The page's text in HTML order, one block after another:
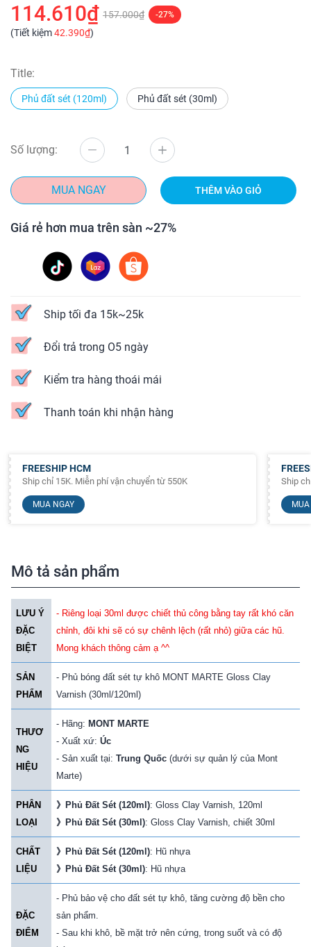
114.610₫ 157.000₫ -27%
(Tiết kiệm42.390₫)
Title:
Phủ đất sét (120ml) Phủ đất sét (30ml)
Số lượng:
MUA NGAY THÊM VÀO GIỎ
Giá rẻ hơn mua trên sàn ~27%
Ship tối đa 15k~25k
Đổi trả trong O5 ngày
Kiểm tra hàng thoái mái
Thanh toán khi nhận hàng
FREESHIP HCM
Ship chỉ 15K. Miễn phí vận chuyển từ 550K
MUA NGAY
Ship
Mô tả sản phẩm
LƯU Ý
ĐẶC
BIỆT
- Riêng loại 30ml được chiết thủ công bằng tay rất khó căn
chỉnh, đôi khi sẽ có sự chênh lệch (rất nhỏ) giữa các hũ.
Mong khách thông cảm ạ ^^
SẢN
PHẨM
- Phủ bóng đất sét tự khô MONT MARTE Gloss Clay
Varnish (30ml/120ml)
THƯƠ
NG
HIỆU
- Hãng: MONT MARTE
- Xuất xứ: Úc
- Sản xuất tại: Trung Quốc (dưới sự quản lý của Mont
Marte)
PHÂN
LOẠI
》 Phủ Đất Sét (120ml): Gloss Clay Varnish, 120ml
》 Phủ Đất Sét (30ml): Gloss Clay Varnish, chiết 30ml
CHẤT
LIỆU
》 Phủ Đất Sét (120ml): Hũ nhựa
》 Phủ Đất Sét (30ml): Hũ nhựa
ĐẶC
ĐIỂM
- Phủ bảo vệ cho đất sét tự khô, tăng cường độ bền cho
sản phẩm.
- Sau khi khô, bề mặt trở nên cứng, trong suốt và có độ